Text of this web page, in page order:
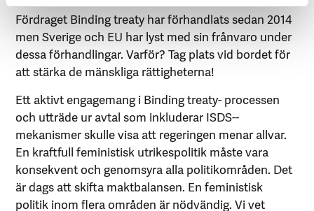
Fördraget Binding treaty har förhandlats sedan 2014
men Sverige och EU har lyst med sin frånvaro under
dessa förhandlingar. Varför? Tag plats vid bordet för
att stärka de mänskliga rättigheterna!
Ett aktivt engagemang i Binding treaty- processen
och utträde ur avtal som inkluderar ISDS-­
mekanismer skulle visa att regeringen menar allvar.
En kraftfull feministisk utrikespolitik måste vara
konsekvent och genomsyra alla politikområden. Det
är dags att skifta maktbalansen. En feministisk
politik inom flera områden är nödvändig. Vi vet